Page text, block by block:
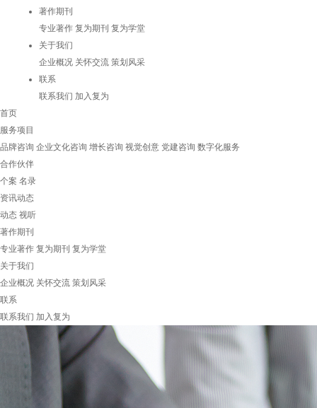
著作期刊
专业著作 复为期刊 复为学堂
关于我们
企业概况 关怀交流 策划风采
联系
联系我们 加入复为
首页
服务项目
品牌咨询 企业文化咨询 增长咨询 视觉创意 党建咨询 数字化服务
合作伙伴
个案 名录
资讯动态
动态 视听
著作期刊
专业著作 复为期刊 复为学堂
关于我们
企业概况 关怀交流 策划风采
联系
联系我们 加入复为